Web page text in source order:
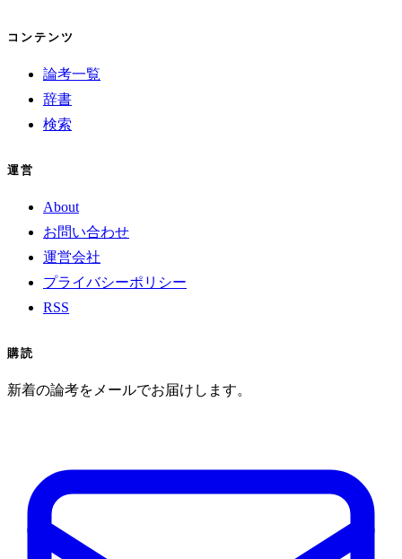
コンテンツ
論考一覧
辞書
検索
運営
About
お問い合わせ
運営会社
プライバシーポリシー
RSS
購読
新着の論考をメールでお届けします。